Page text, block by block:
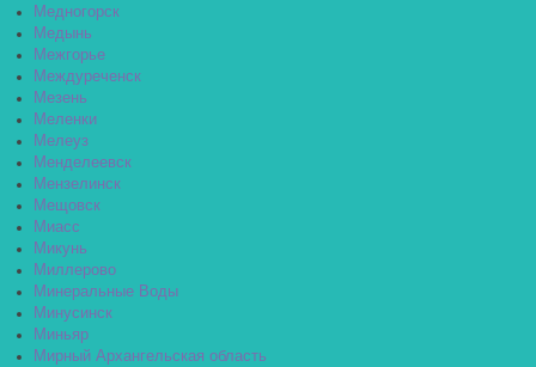
Медногорск
Медынь
Межгорье
Междуреченск
Мезень
Меленки
Мелеуз
Менделеевск
Мензелинск
Мещовск
Миасс
Микунь
Миллерово
Минеральные Воды
Минусинск
Миньяр
Мирный Архангельская область